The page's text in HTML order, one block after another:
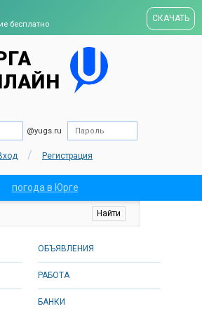
бесплатно
СКАЧАТЬ
@yugs.ru
/ Регистрация
погода в Юрге
ОБЪЯВЛЕНИЯ
РАБОТА
БАНКИ